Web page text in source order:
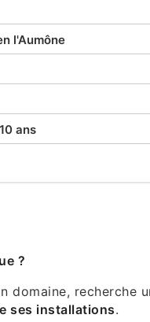
l'Aumône
ans
?
domaine, recherche
ses installations.